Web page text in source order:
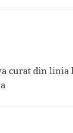
curat din linia